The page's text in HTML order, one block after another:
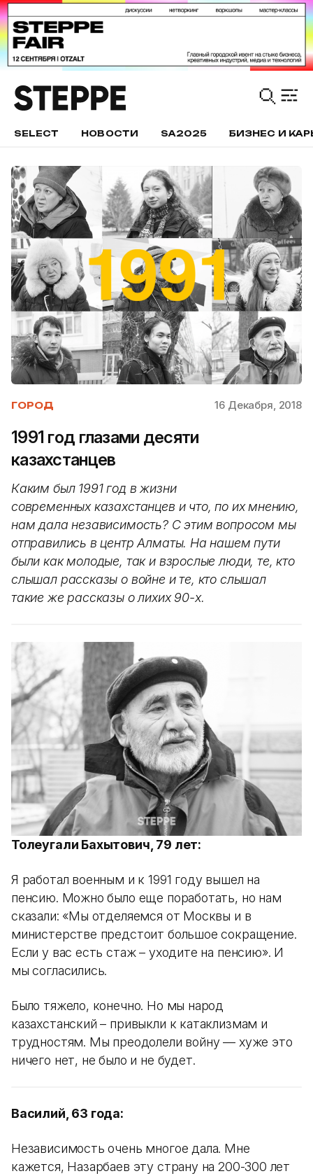
SELECT НОВОСТИ SA2025 БИЗНЕС И
ГОРОД 16 Декабря, 2018
1991 год глазами десяти
казахстанцев
Каким был 1991 год в жизни
современных казахстанцев и что, по их мнению,
нам дала независимость? С этим вопросом мы
отправились в центр Алматы. На нашем пути
были как молодые, так и взрослые люди, те, кто
слышал рассказы о войне и те, кто слышал
такие же рассказы о лихих 90-х.
Толеугали Бахытович, 79 лет:
Я работал военным и к 1991 году вышел на
пенсию. Можно было еще поработать, но нам
сказали: «Мы отделяемся от Москвы и в
министерстве предстоит большое сокращение.
Если у вас есть стаж – уходите на пенсию». И
мы согласились.
Было тяжело, конечно. Но мы народ
казахстанский – привыкли к катаклизмам и
трудностям. Мы преодолели войну — хуже это
ничего нет, не было и не будет.
Василий, 63 года:
Независимость очень многое дала. Мне
кажется, Назарбаев эту страну на 200-300 лет